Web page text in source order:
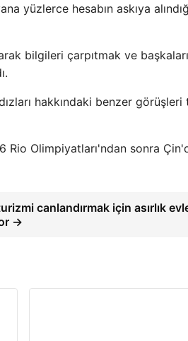
yüzlerce hesabın askıya
bilgileri çarpıtmak ve
hakkındaki benzer görüşleri
Rio Olimpiyatları'ndan sonra
canlandırmak için asırlık
→